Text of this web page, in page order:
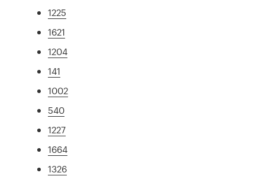
1225
1621
1204
141
1002
540
1227
1664
1326